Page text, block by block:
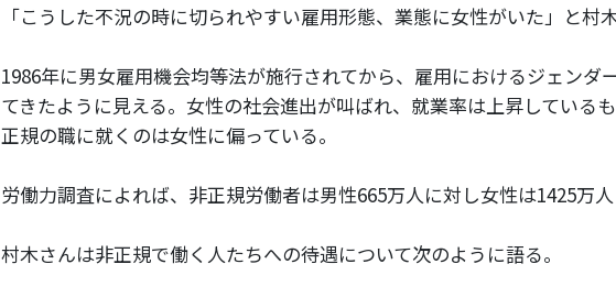
「こうした不況の時に切られやすい雇用形態、業態に女性がいた」と村
1986年に男女雇用機会均等法が施行されてから、雇用におけるジェンダ
てきたように見える。女性の社会進出が叫ばれ、就業率は上昇している
正規の職に就くのは女性に偏っている。
労働力調査によれば、非正規労働者は男性665万人に対し女性は1425万人
村木さんは非正規で働く人たちへの待遇について次のように語る。